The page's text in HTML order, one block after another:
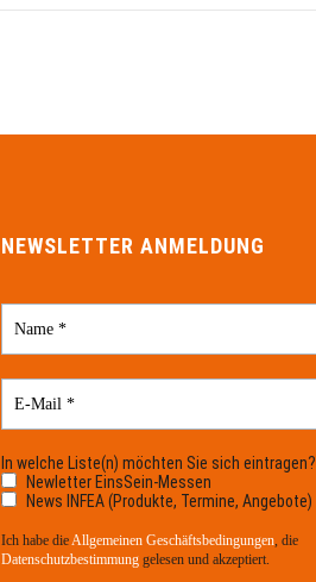
NEWSLETTER ANMELDUNG
In welche Liste(n) möchten Sie sich eintragen?
Newletter EinsSein-Messen
News INFEA (Produkte, Termine, Angebote)
Ich habe die Allgemeinen Geschäftsbedingungen, die
Datenschutzbestimmunggelesen und akzeptiert.